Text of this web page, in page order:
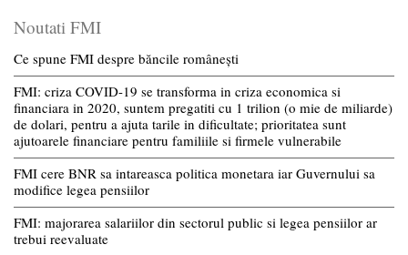
Noutati FMI
Ce spune FMI despre băncile românești
FMI: criza COVID-19 se transforma in criza economica si
financiara in 2020, suntem pregatiti cu 1 trilion (o mie de miliarde)
de dolari, pentru a ajuta tarile in dificultate; prioritatea sunt
ajutoarele financiare pentru familiile si firmele vulnerabile
FMI cere BNR sa intareasca politica monetara iar Guvernului sa
modifice legea pensiilor
FMI: majorarea salariilor din sectorul public si legea pensiilor ar
trebui reevaluate